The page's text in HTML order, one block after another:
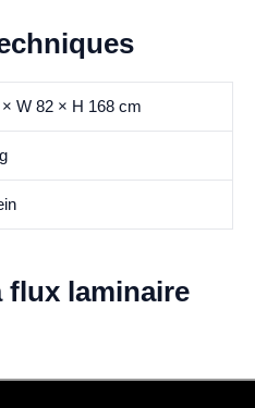
× W 82 × H 168 cm
flux laminaire